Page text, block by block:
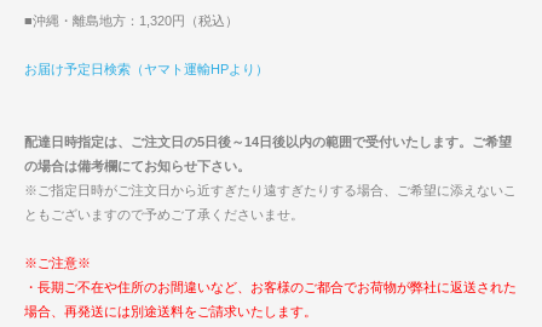
■沖縄・離島地方：1,320円（税込）
お届け予定日検索（ヤマト運輸HPより）
配達日時指定は、ご注文日の5日後～14日後以内の範囲で受付いたします。ご希望
の場合は備考欄にてお知らせ下さい。
※ご指定日時がご注文日から近すぎたり遠すぎたりする場合、ご希望に添えないこ
ともございますので予めご了承くださいませ。
※ご注意※
・長期ご不在や住所のお間違いなど、お客様のご都合でお荷物が弊社に返送された
場合、再発送には別途送料をご請求いたします。